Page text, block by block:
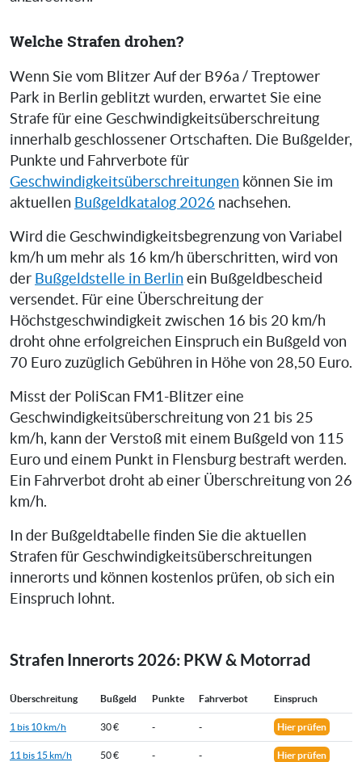
Welche Strafen drohen?
Wenn Sie vom Blitzer Auf der B96a / Treptower
Park in Berlin geblitzt wurden, erwartet Sie eine
Strafe für eine Geschwindigkeitsüberschreitung
innerhalb geschlossener Ortschaften. Die Bußgelder,
Punkte und Fahrverbote für
Geschwindigkeitsüberschreitungen können Sie im
aktuellen Bußgeldkatalog 2026 nachsehen.
Wird die Geschwindigkeitsbegrenzung von Variabel
km/h um mehr als 16 km/h überschritten, wird von
der Bußgeldstelle in Berlin ein Bußgeldbescheid
versendet. Für eine Überschreitung der
Höchstgeschwindigkeit zwischen 16 bis 20 km/h
droht ohne erfolgreichen Einspruch ein Bußgeld von
70 Euro zuzüglich Gebühren in Höhe von 28,50 Euro.
Misst der PoliScan FM1-Blitzer eine
Geschwindigkeitsüberschreitung von 21 bis 25
km/h, kann der Verstoß mit einem Bußgeld von 115
Euro und einem Punkt in Flensburg bestraft werden.
Ein Fahrverbot droht ab einer Überschreitung von 26
km/h.
In der Bußgeldtabelle finden Sie die aktuellen
Strafen für Geschwindigkeitsüberschreitungen
innerorts und können kostenlos prüfen, ob sich ein
Einspruch lohnt.
Strafen Innerorts 2026: PKW & Motorrad
Überschreitung Bußgeld Punkte Fahrverbot Einspruch
1 bis 10 km/h 30 € - - Hier prüfen
11 bis 15 km/h 50 € - - Hier prüfen